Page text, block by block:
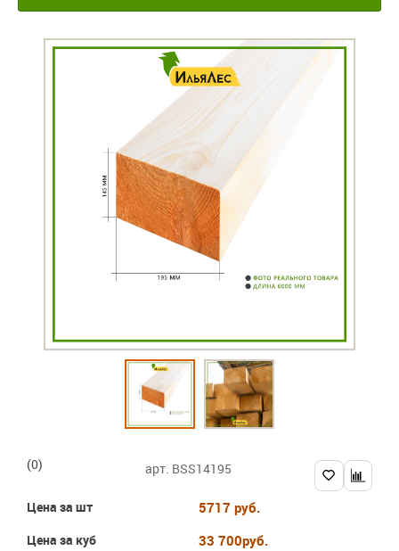
(0) арт. BSS14195
Цена за шт 5717 руб.
Цена за куб 33 700руб.